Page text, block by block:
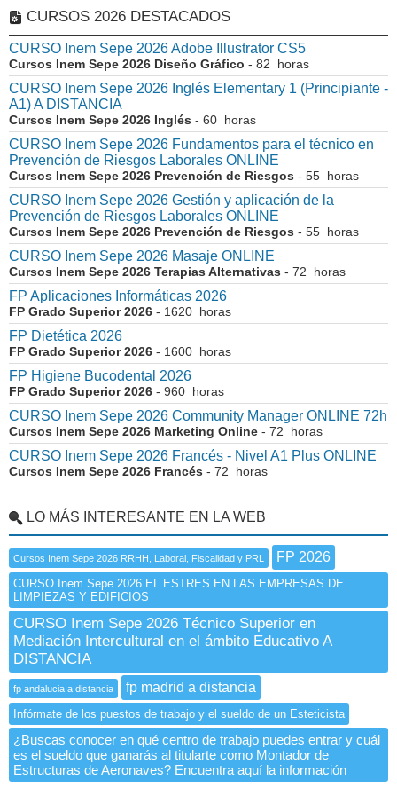
CURSOS 2026 DESTACADOS
CURSO Inem Sepe 2026 Adobe Illustrator CS5
Cursos Inem Sepe 2026 Diseño Gráfico - 82 horas
CURSO Inem Sepe 2026 Inglés Elementary 1 (Principiante -
A1) A DISTANCIA
Cursos Inem Sepe 2026 Inglés - 60 horas
CURSO Inem Sepe 2026 Fundamentos para el técnico en
Prevención de Riesgos Laborales ONLINE
Cursos Inem Sepe 2026 Prevención de Riesgos - 55 horas
CURSO Inem Sepe 2026 Gestión y aplicación de la
Prevención de Riesgos Laborales ONLINE
Cursos Inem Sepe 2026 Prevención de Riesgos - 55 horas
CURSO Inem Sepe 2026 Masaje ONLINE
Cursos Inem Sepe 2026 Terapias Alternativas - 72 horas
FP Aplicaciones Informáticas 2026
FP Grado Superior 2026 - 1620 horas
FP Dietética 2026
FP Grado Superior 2026 - 1600 horas
FP Higiene Bucodental 2026
FP Grado Superior 2026 - 960 horas
CURSO Inem Sepe 2026 Community Manager ONLINE 72h
Cursos Inem Sepe 2026 Marketing Online - 72 horas
CURSO Inem Sepe 2026 Francés - Nivel A1 Plus ONLINE
Cursos Inem Sepe 2026 Francés - 72 horas
LO MÁS INTERESANTE EN LA WEB
Cursos Inem Sepe 2026 RRHH, Laboral, Fiscalidad y PRL FP 2026
CURSO Inem Sepe 2026 EL ESTRES EN LAS EMPRESAS DE
LIMPIEZAS Y EDIFICIOS
CURSO Inem Sepe 2026 Técnico Superior en
Mediación Intercultural en el ámbito Educativo A
DISTANCIA
fp andalucia a distancia fp madrid a distancia
Infórmate de los puestos de trabajo y el sueldo de un Esteticista
¿Buscas conocer en qué centro de trabajo puedes entrar y cuál
es el sueldo que ganarás al titularte como Montador de
Estructuras de Aeronaves? Encuentra aquí la información